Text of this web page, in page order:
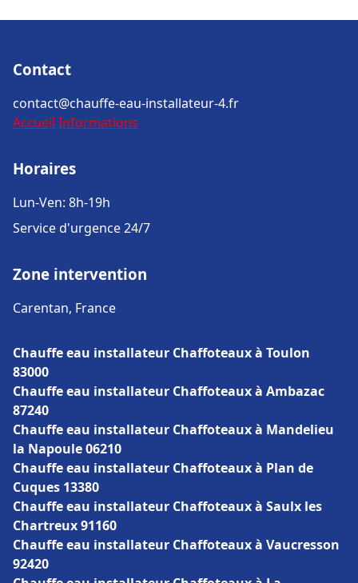
Contact
contact@chauffe-eau-installateur-4.fr
Accueil Informations
Horaires
Lun-Ven: 8h-19h
Service d'urgence 24/7
Zone intervention
Carentan, France
Chauffe eau installateur Chaffoteaux à Toulon
83000
Chauffe eau installateur Chaffoteaux à Ambazac
87240
Chauffe eau installateur Chaffoteaux à Mandelieu
la Napoule 06210
Chauffe eau installateur Chaffoteaux à Plan de
Cuques 13380
Chauffe eau installateur Chaffoteaux à Saulx les
Chartreux 91160
Chauffe eau installateur Chaffoteaux à Vaucresson
92420